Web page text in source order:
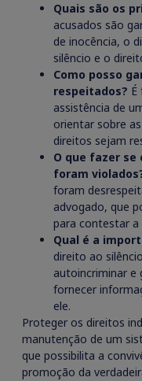
Quais são os
acusados são
de inocência, o
silêncio e o
Como posso
respeitados? É
assistência de
orientar sobre
direitos sejam
O que fazer
foram
foram
advogado, que
para contestar a
Qual é a
direito ao
autoincriminar e
fornecer
ele.
Proteger os direitos
manutenção de um
que possibilita a
promoção da